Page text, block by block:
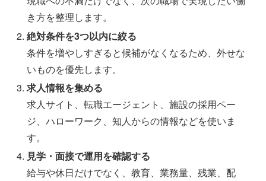
き方を整理します。
絶対条件を3つ以内に絞る
条件を増やしすぎると候補がなくなるため、外せな
いものを優先します。
求人情報を集める
求人サイト、転職エージェント、施設の採用ペー
ジ、ハローワーク、知人からの情報などを使いま
す。
見学・面接で運用を確認する
給与や休日だけでなく、教育、業務量、残業、配